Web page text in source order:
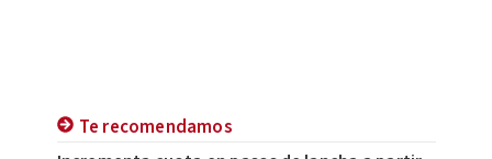
Te recomendamos